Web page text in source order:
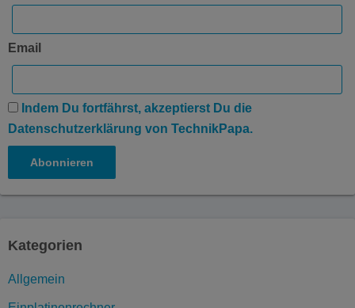
Email
Indem Du fortfährst, akzeptierst Du die
Datenschutzerklärung von TechnikPapa.
Kategorien
Allgemein